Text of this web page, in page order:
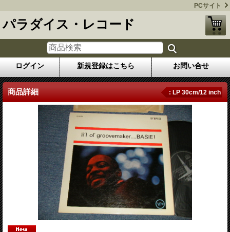
PCサイト
パラダイス・レコード
ログイン 新規登録はこちら お問い合せ
商品詳細 : LP 30cm/12 inch